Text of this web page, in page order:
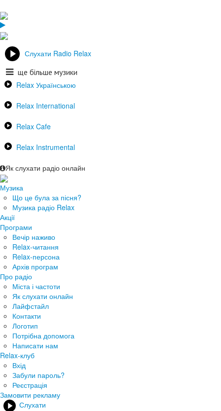
Слухати Radio Relax
ще більше музики
Relax Українською
Relax International
Relax Cafe
Relax Instrumental
Як слухати радіо онлайн
Музика
Що це була за пісня?
Музика радіо Relax
Акції
Програми
Вечір наживо
Relax-читання
Relax-персона
Архів програм
Про радіо
Міста і частоти
Як слухати онлайн
Лайфстайл
Контакти
Логотип
Потрібна допомога
Написати нам
Relax-клуб
Вхід
Забули пароль?
Реєстрація
Замовити рекламу
Слухати